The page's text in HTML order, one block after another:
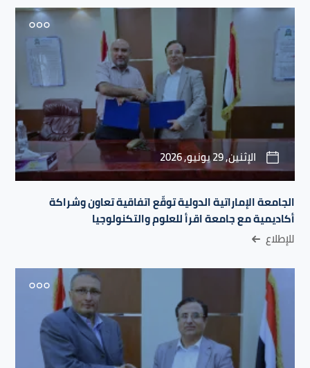
الإثنين, 29 يونيو, 2026
الجامعة الإماراتية الدولية توقّع اتفاقية تعاون وشراكة
أكاديمية مع جامعة اقرأ للعلوم والتكنولوجيا
للإطلاع